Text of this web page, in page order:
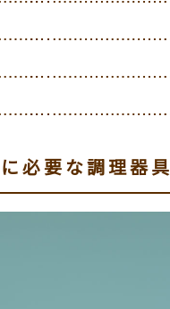
必要な調理器具